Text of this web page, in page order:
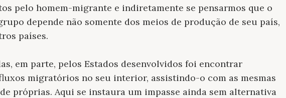
pelo homem-migrante e indiretamente se pensarmos que o
depende não somente dos meios de produção de seu país,
países.
em parte, pelos Estados desenvolvidos foi encontrar
migratórios no seu interior, assistindo-o com as mesmas
próprias. Aqui se instaura um impasse ainda sem alternativa